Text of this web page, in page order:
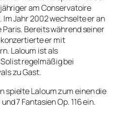
am Conservatoire
Im Jahr 2002 wechselte er an
Bereits während seiner
er mit
Laloum ist als
regelmäßig bei
zu Gast.
spielte Laloum zum einen die
7 Fantasien Op. 116 ein.